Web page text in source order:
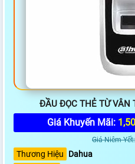
ĐẦU ĐỌC THẺ TỪ VÂN
Giá Khuyến Mãi:
Giá Niêm
Thương Hiệu
Dahua